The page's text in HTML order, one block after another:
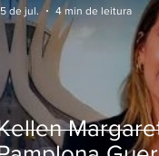
de jul.
4 min de leitura